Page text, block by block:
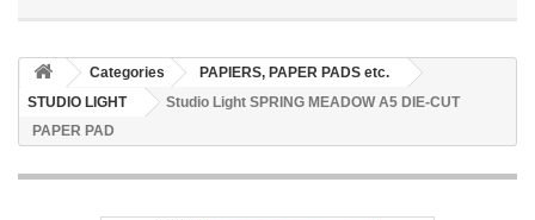
Categories
PAPIERS, PAPER PADS etc.
STUDIO LIGHT
Studio Light SPRING MEADOW A5 DIE-CUT
PAPER PAD